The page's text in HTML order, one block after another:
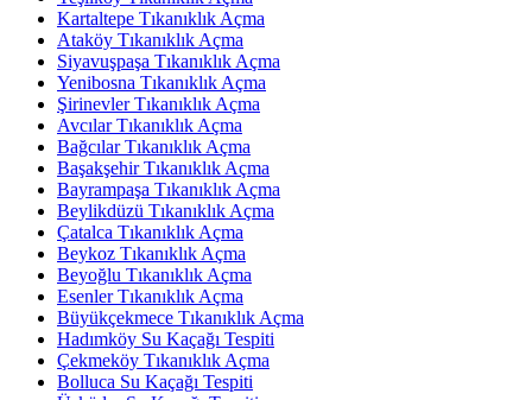
Kartaltepe Tıkanıklık Açma
Ataköy Tıkanıklık Açma
Siyavuşpaşa Tıkanıklık Açma
Yenibosna Tıkanıklık Açma
Şirinevler Tıkanıklık Açma
Avcılar Tıkanıklık Açma
Bağcılar Tıkanıklık Açma
Başakşehir Tıkanıklık Açma
Bayrampaşa Tıkanıklık Açma
Beylikdüzü Tıkanıklık Açma
Çatalca Tıkanıklık Açma
Beykoz Tıkanıklık Açma
Beyoğlu Tıkanıklık Açma
Esenler Tıkanıklık Açma
Büyükçekmece Tıkanıklık Açma
Hadımköy Su Kaçağı Tespiti
Çekmeköy Tıkanıklık Açma
Bolluca Su Kaçağı Tespiti